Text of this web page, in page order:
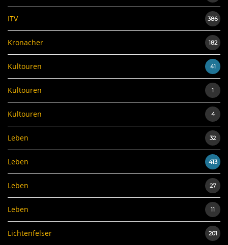
ITV 386
Kronacher 182
Kultouren 41
Kultouren 1
Kultouren 4
Leben 32
Leben 413
Leben 27
Leben 11
Lichtenfelser 201